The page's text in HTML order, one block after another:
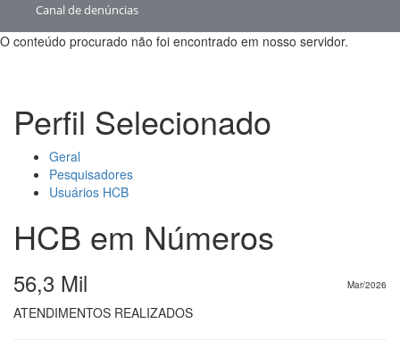
Canal de denúncias
O conteúdo procurado não foi encontrado em nosso servidor.
Perfil Selecionado
Geral
Pesquisadores
Usuários HCB
HCB em Números
Mar/2026
56,3 Mil
ATENDIMENTOS REALIZADOS